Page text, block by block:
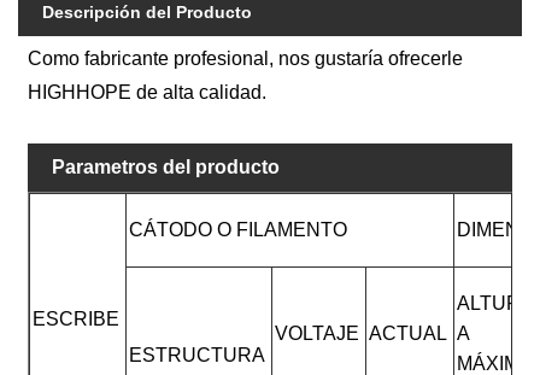
Descripción del Producto
Como fabricante profesional, nos gustaría ofrecerle
HIGHHOPE de alta calidad.
Parametros del producto
ESCRIBE
CÁTODO O FILAMENTO
ESTRUCTURA
VOLTAJE ACTUAL
ALTUR
A
MÁXIMA